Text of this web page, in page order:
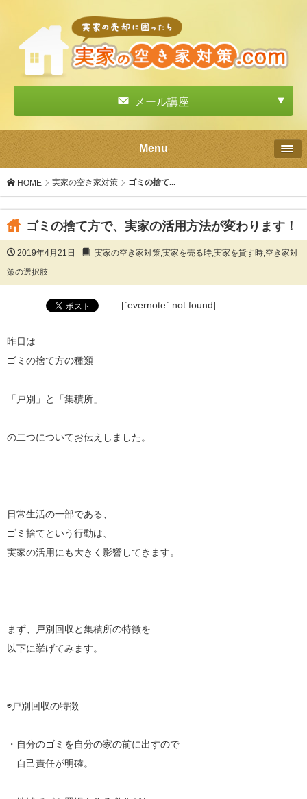
メール講座
Menu
HOME 実家の空き家対策 ゴミの捨て...
ゴミの捨て方で、実家の活用方法が変わります！
2019年4月21日 実家の空き家対策,実家を売る時,実家を貸す時,空き家対
策の選択肢
[`evernote` not found]
昨日は
ゴミの捨て方の種類
「戸別」と「集積所」
の二つについてお伝えしました。
日常生活の一部である、
ゴミ捨てという行動は、
実家の活用にも大きく影響してきます。
まず、戸別回収と集積所の特徴を
以下に挙げてみます。
◉戸別回収の特徴
・自分のゴミを自分の家の前に出すので
自己責任が明確。